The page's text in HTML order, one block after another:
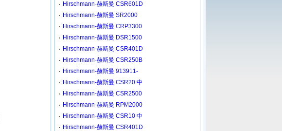
Hirschmann-赫斯曼 CSR601D
Hirschmann-赫斯曼 SR2000
Hirschmann-赫斯曼 CRP3300
Hirschmann-赫斯曼 DSR1500
Hirschmann-赫斯曼 CSR401D
Hirschmann-赫斯曼 CSR250B
Hirschmann-赫斯曼 913911-
Hirschmann-赫斯曼 CSR20 中
Hirschmann-赫斯曼 CSR2500
Hirschmann-赫斯曼 RPM2000
Hirschmann-赫斯曼 CSR10 中
Hirschmann-赫斯曼 CSR401D